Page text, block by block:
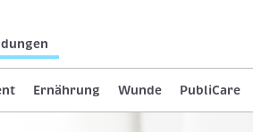
Ernährung Wunde PubliCare